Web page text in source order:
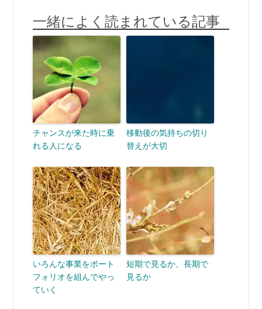
一緒によく読まれている記事
チャンスが来た時に乗
れる人になる
移動後の気持ちの切り
替えが大切
いろんな事業をポート
フォリオを組んでやっ
ていく
短期で見るか、長期で
見るか